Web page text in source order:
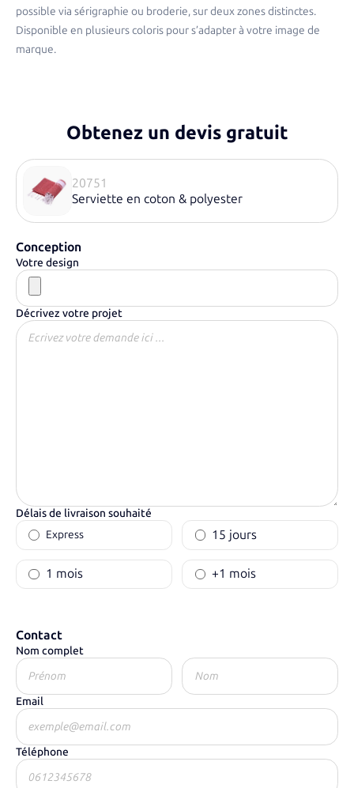
possible via sérigraphie ou broderie, sur deux zones distinctes.
Disponible en plusieurs coloris pour s’adapter à votre image de
marque.
Obtenez un devis gratuit
20751
Serviette en coton & polyester
Conception
Votre design
Décrivez votre projet
Délais de livraison souhaité
Express
15 jours
1 mois +1 mois
Contact
Nom complet
Email
Téléphone